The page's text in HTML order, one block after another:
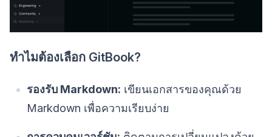
ทำไมต้องเลือก GitBook?
รองรับ Markdown: เขียนเอกสารของคุณด้วย
Markdown เพื่อความเรียบง่าย